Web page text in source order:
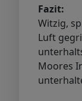
Fazit:
Witzig,
Luft
Moores